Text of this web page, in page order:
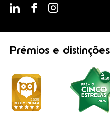
Prémios e distinções